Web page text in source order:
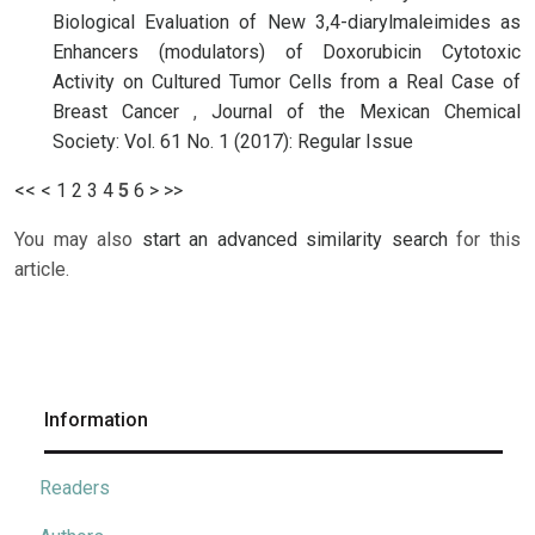
Biological Evaluation of New 3,4-diarylmaleimides as
Enhancers (modulators) of Doxorubicin Cytotoxic
Activity on Cultured Tumor Cells from a Real Case of
Breast Cancer , Journal of the Mexican Chemical
Society: Vol. 61 No. 1 (2017): Regular Issue
<< < 1 2 3 4 5 6 > >>
You may also start an advanced similarity searchfor this
article.
Information
Readers